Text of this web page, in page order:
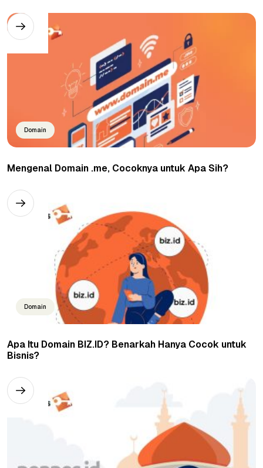
Domain
Mengenal Domain .me, Cocoknya untuk Apa Sih?
Domain
Apa Itu Domain BIZ.ID? Benarkah Hanya Cocok untuk
Bisnis?